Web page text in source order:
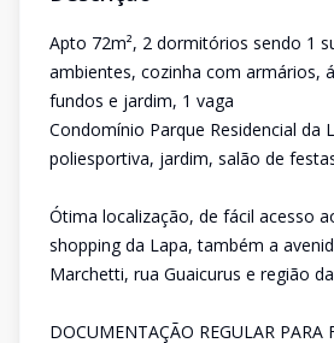
Apto 72m², 2 dormitórios sendo 1
ambientes, cozinha com armários,
fundos e jardim, 1 vaga
Condomínio Parque Residencial da
poliesportiva, jardim, salão de
Ótima localização, de fácil acesso
shopping da Lapa, também a
Marchetti, rua Guaicurus e região
DOCUMENTAÇÃO REGULAR PARA